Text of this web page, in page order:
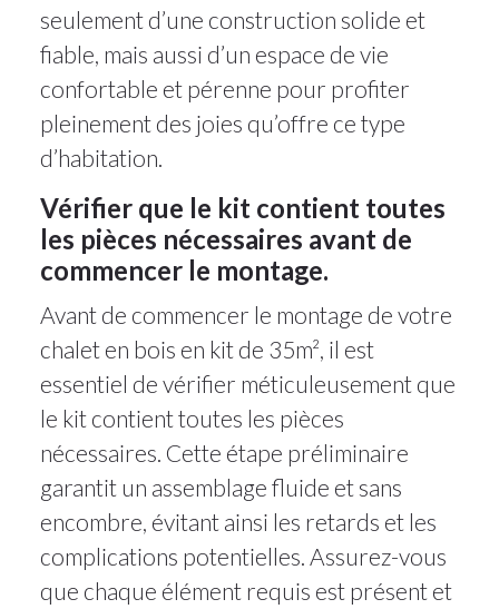
seulement d’une construction solide et
fiable, mais aussi d’un espace de vie
confortable et pérenne pour profiter
pleinement des joies qu’offre ce type
d’habitation.
Vérifier que le kit contient toutes
les pièces nécessaires avant de
commencer le montage.
Avant de commencer le montage de votre
chalet en bois en kit de 35m², il est
essentiel de vérifier méticuleusement que
le kit contient toutes les pièces
nécessaires. Cette étape préliminaire
garantit un assemblage fluide et sans
encombre, évitant ainsi les retards et les
complications potentielles. Assurez-vous
que chaque élément requis est présent et